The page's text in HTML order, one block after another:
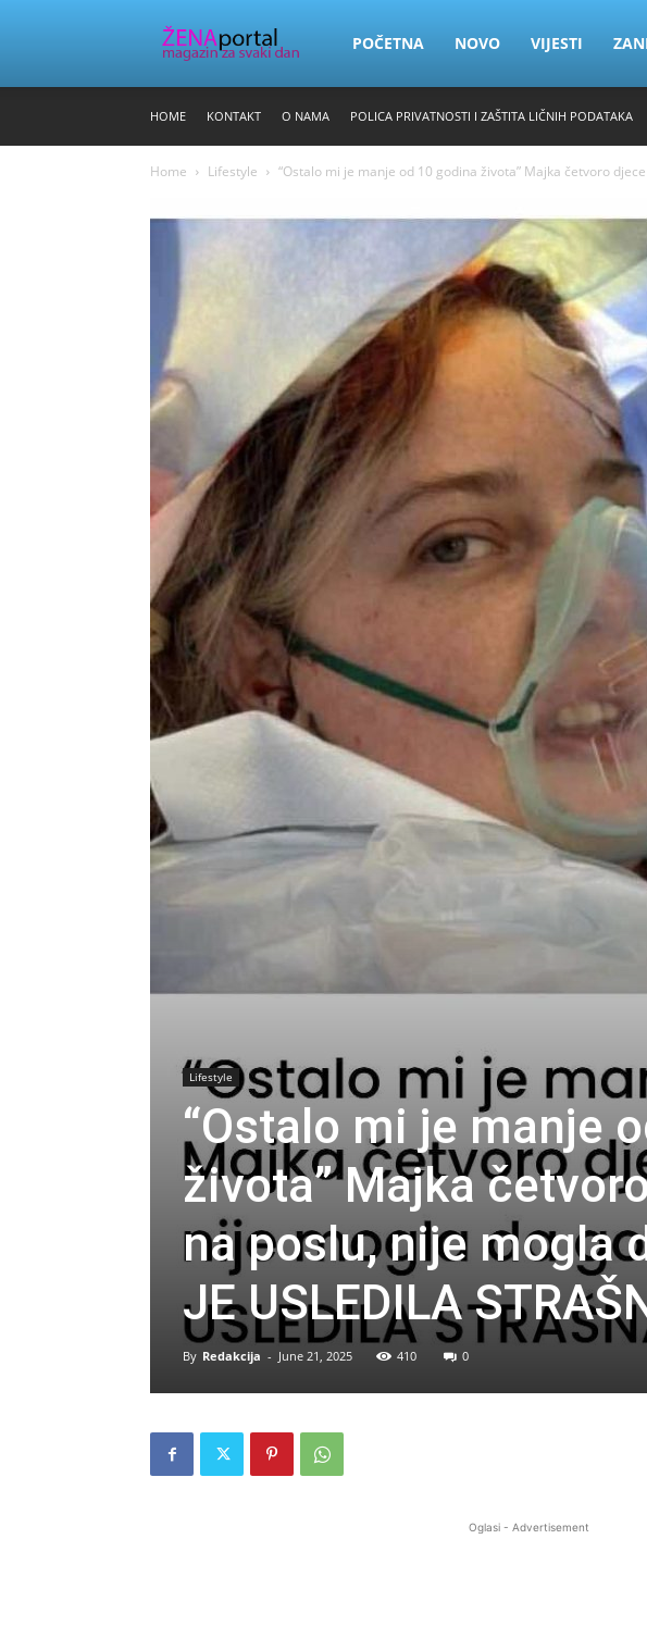
Zena
POČETNA NOVO VIJESTI
HOME KONTAKT O NAMA POLICA PRIVATNOSTI I ZAŠTITA LIČNIH PODATAKA
Home Lifestyle “Ostalo mi je manje od 10 godina života” Majka četvoro djece
Lifestyle
“Ostalo mi je manje
života” Majka
na poslu, nije mogla
JE USLEDILA
By Redakcija - June 21, 2025 410 0
Oglasi - Advertisement